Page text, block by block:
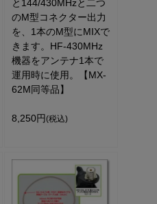
と144/430MHzと二つ
のM型コネクター出力
を、1本のM型にMIXで
きます。HF-430MHz
機器をアンテナ1本で
運用時に使用。【MX-
62M同等品】
8,250円 (税込)